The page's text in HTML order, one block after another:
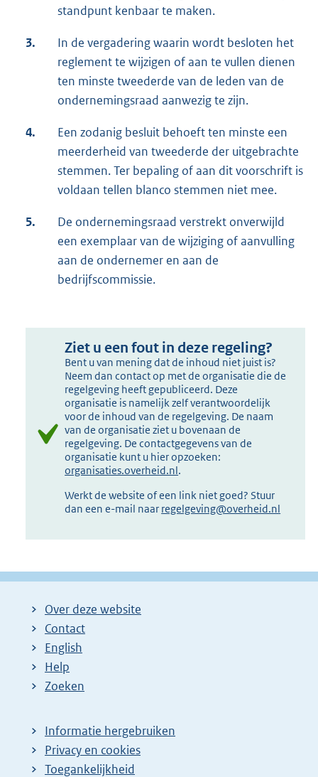
standpunt kenbaar te maken.
3.
In de vergadering waarin wordt besloten het
reglement te wijzigen of aan te vullen dienen
ten minste tweederde van de leden van de
ondernemingsraad aanwezig te zijn.
4.
Een zodanig besluit behoeft ten minste een
meerderheid van tweederde der uitgebrachte
stemmen. Ter bepaling of aan dit voorschrift is
voldaan tellen blanco stemmen niet mee.
5.
De ondernemingsraad verstrekt onverwijld
een exemplaar van de wijziging of aanvulling
aan de ondernemer en aan de
bedrijfscommissie.
Ziet u een fout in deze regeling?
Bent u van mening dat de inhoud niet juist is?
Neem dan contact op met de organisatie die de
regelgeving heeft gepubliceerd. Deze
organisatie is namelijk zelf verantwoordelijk
voor de inhoud van de regelgeving. De naam
van de organisatie ziet u bovenaan de
regelgeving. De contactgegevens van de
organisatie kunt u hier opzoeken:
organisaties.overheid.nl.
Werkt de website of een link niet goed? Stuur
dan een e-mail naar regelgeving@overheid.nl
Over deze website
Contact
English
Help
Zoeken
Informatie hergebruiken
Privacy en cookies
Toegankelijkheid